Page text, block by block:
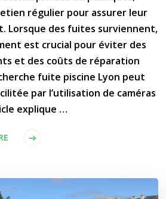
régulier pour assurer leur
Lorsque des fuites surviennent,
est crucial pour éviter des
et des coûts de réparation
fuite piscine Lyon peut
par l’utilisation de caméras
explique …